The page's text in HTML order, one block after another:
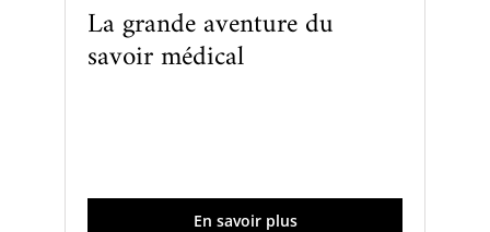
La grande aventure du
savoir médical
En savoir plus